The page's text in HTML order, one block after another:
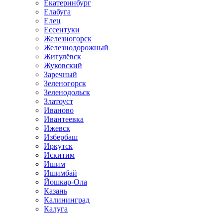
Екатеринбург
Елабуга
Елец
Ессентуки
Железногорск
Железнодорожный
Жигулёвск
Жуковский
Заречный
Зеленогорск
Зеленодольск
Златоуст
Иваново
Ивантеевка
Ижевск
Избербаш
Иркутск
Искитим
Ишим
Ишимбай
Йошкар-Ола
Казань
Калининград
Калуга